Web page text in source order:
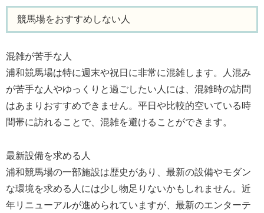
競馬場をおすすめしない人
混雑が苦手な人
浦和競馬場は特に週末や祝日に非常に混雑します。人混み
が苦手な人やゆっくりと過ごしたい人には、混雑時の訪問
はあまりおすすめできません。平日や比較的空いている時
間帯に訪れることで、混雑を避けることができます。
最新設備を求める人
浦和競馬場の一部施設は歴史があり、最新の設備やモダン
な環境を求める人には少し物足りないかもしれません。近
年リニューアルが進められていますが、最新のエンターテ